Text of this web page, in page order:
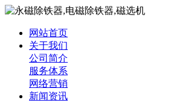
网站首页
关于我们
公司简介
服务体系
网络营销
新闻资讯